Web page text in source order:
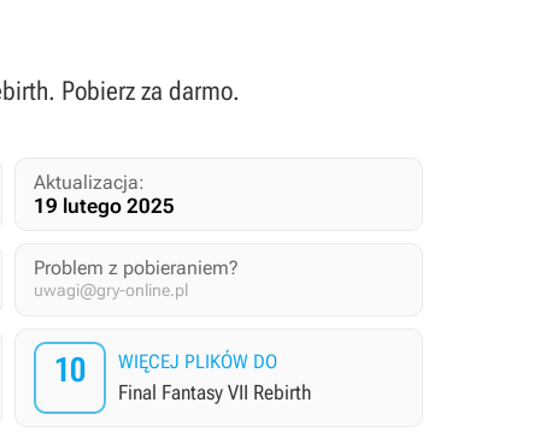
Pobierz za darmo.
Aktualizacja:
19 lutego 2025
Problem z pobieraniem?
uwagi@gry-online.pl
10 WIĘCEJ PLIKÓW DO
Final Fantasy VII Rebirth